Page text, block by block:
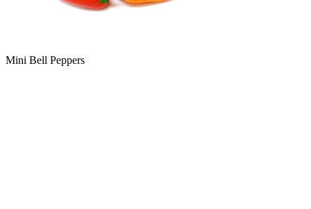
Mini Bell Peppers